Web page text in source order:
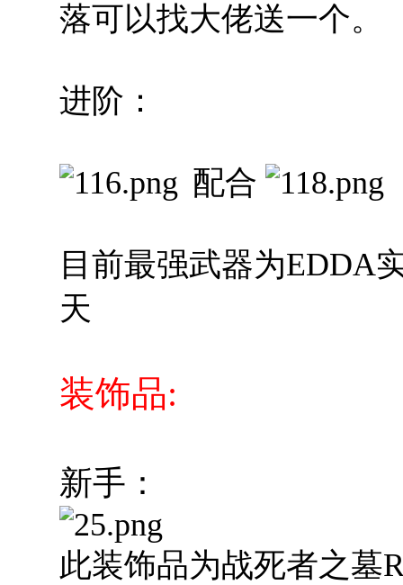
落可以找大佬送一个。
进阶：
配合
目前最强武器为EDDA
天
装饰品:
新手：
此装饰品为战死者之墓